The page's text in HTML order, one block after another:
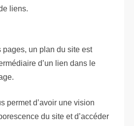
liens.
pages, un plan du site est
d’un lien dans le
permet d’avoir une vision
du site et d’accéder